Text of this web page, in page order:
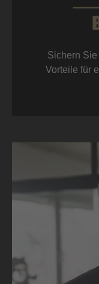
Sichern
Vorteile für